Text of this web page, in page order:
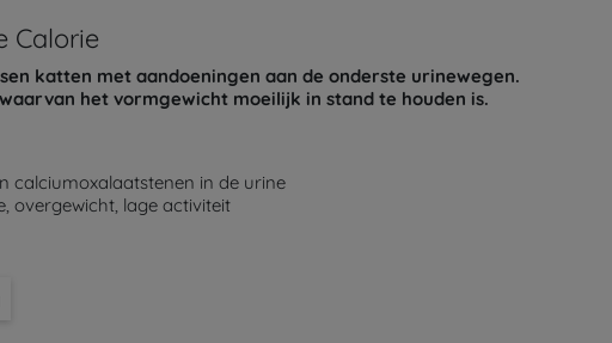
Calorie
katten met aandoeningen aan de onderste urinewegen.
het vormgewicht moeilijk in stand te houden is.
calciumoxalaatstenen in de urine
overgewicht, lage activiteit